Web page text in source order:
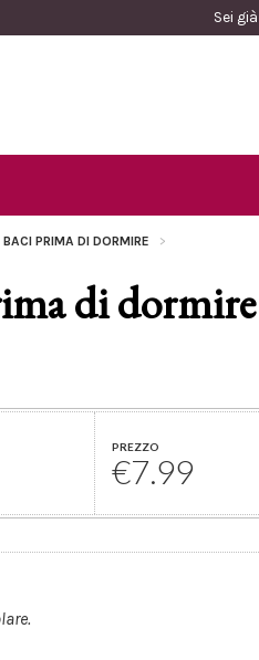
Sei
PRIMA DI DORMIRE
di dormire
PREZZO
€7.99